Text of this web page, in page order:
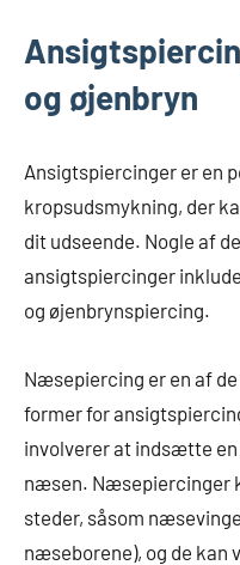
og øjenbryn
Ansigtspiercinger er en
kropsudsmykning, der
dit udseende. Nogle af
ansigtspiercinger
og øjenbrynspiercing.
Næsepiercing er en af
former for
involverer at indsætte
næsen. Næsepiercinger
steder, såsom
næseborene), og de kan